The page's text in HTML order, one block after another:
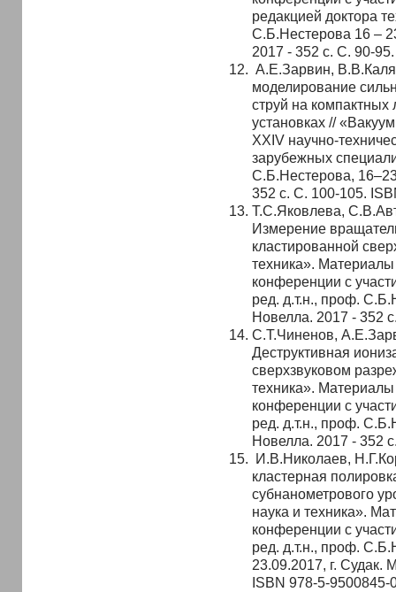
редакцией доктора
С.Б.Нестерова 16 –
2017 - 352 с. С. 90-
А.Е.Зарвин,
моделирование
струй на компактных
установках //
XXIV научно-
зарубежных
С.Б.Нестерова,
352 с. С. 100-105.
Т.С.Яковлева,
Измерение
кластированной
техника».
конференции с
ред. д.т.н., проф.
Новелла. 2017 - 352
С.Т.Чиненов,
Деструктивная
сверхзвуковом
техника».
конференции с
ред. д.т.н., проф.
Новелла. 2017 - 352
И.В.Николаев,
кластерная
субнанометрового
наука и техника».
конференции с
ред. д.т.н., проф.
23.09.2017, г. Судак.
ISBN 978-5-9500845-